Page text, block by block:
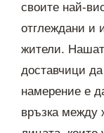
своите най-
отглеждани и
жители.
доставчици
намерение е
връзка между